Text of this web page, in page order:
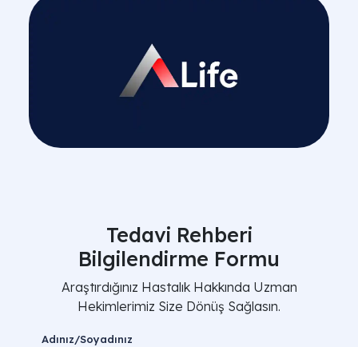
Tedavi Rehberi
Bilgilendirme Formu
Araştırdığınız Hastalık Hakkında Uzman
Hekimlerimiz Size Dönüş Sağlasın.
Adınız/Soyadınız